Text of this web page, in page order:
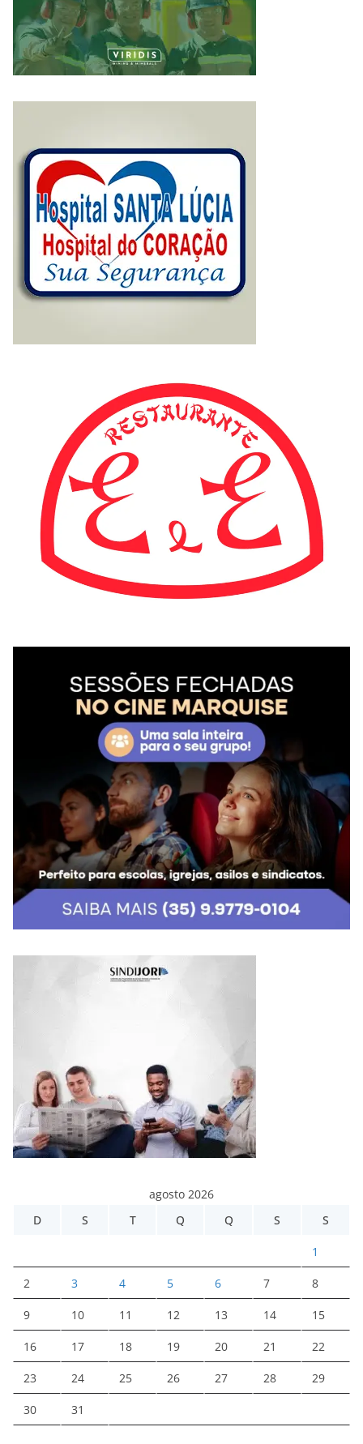
agosto 2026
D
S T Q Q S S
1
2 3 4 5 6 7 8
9 10 11 12 13 14 15
16 17 18 19 20 21 22
23 24 25 26 27 28 29
30 31